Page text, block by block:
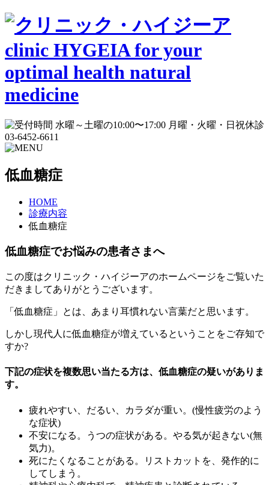
低血糖症
HOME
診療内容
低血糖症
低血糖症でお悩みの患者さまへ
この度はクリニック・ハイジーアのホームページをご覧いた
だきましてありがとうございます。
「低血糖症」とは、あまり耳慣れない言葉だと思います。
しかし現代人に低血糖症が増えているということをご存知で
すか?
下記の症状を複数思い当たる方は、低血糖症の疑いがありま
す。
疲れやすい、だるい、カラダが重い。(慢性疲労のよう
な症状)
不安になる。うつの症状がある。やる気が起きない(無
気力)。
死にたくなることがある。リストカットを、発作的に
してしまう。